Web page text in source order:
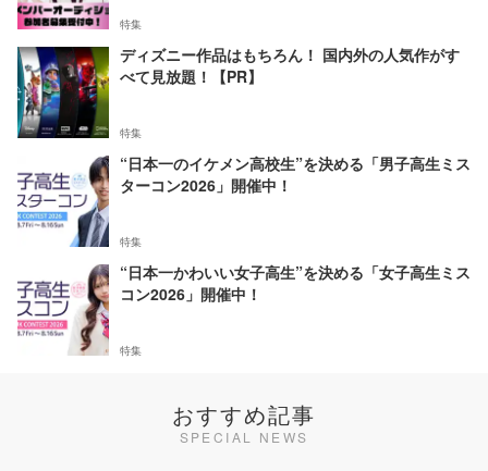
特集
ディズニー作品はもちろん！ 国内外の人気作がす
べて見放題！【PR】
特集
“日本一のイケメン高校生”を決める「男子高生ミス
ターコン2026」開催中！
特集
“日本一かわいい女子高生”を決める「女子高生ミス
コン2026」開催中！
特集
おすすめ記事
SPECIAL NEWS